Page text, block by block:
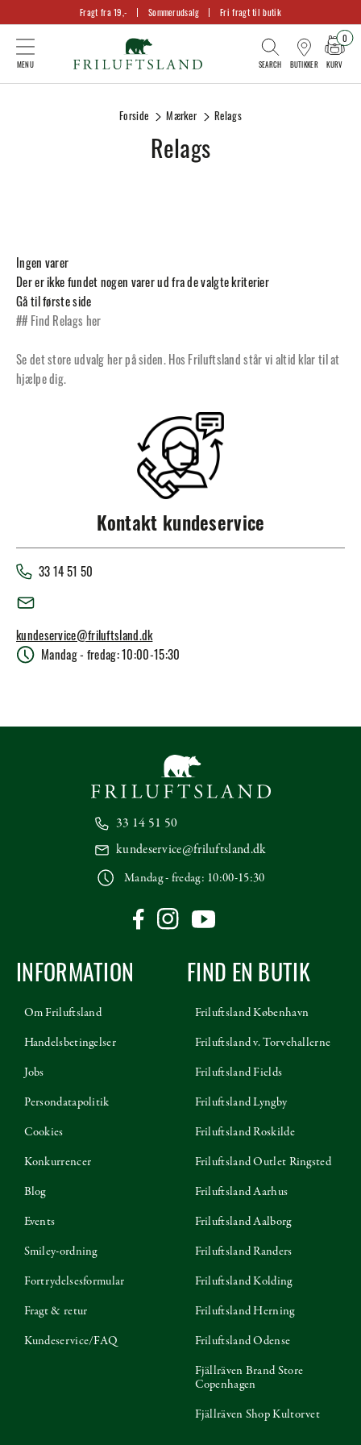
Fragt fra 19,- Sommerudsalg Fri fragt til butik
BUTIKKER KURV
0
Relags
Forside Mærker Relags
Ingen varer
Der er ikke fundet nogen varer ud fra de valgte kriterier
Gå til første side
## Find Relags her
Se det store udvalg her på siden. Hos Friluftsland står vi altid klar til at
hjælpe dig.
Kontakt kundeservice
33 14 51 50
kundeservice@friluftsland.dk
Mandag - fredag: 10:00-15:30
33 14 51 50
kundeservice@friluftsland.dk
Mandag - fredag: 10:00-15:30
INFORMATION
Om Friluftsland
Handelsbetingelser
Jobs
Persondatapolitik
Cookies
Konkurrencer
Blog
Events
Smiley-ordning
Fortrydelsesformular
Fragt & retur
Kundeservice/FAQ
FIND EN BUTIK
Friluftsland København
Friluftsland v. Torvehallerne
Friluftsland Fields
Friluftsland Lyngby
Friluftsland Roskilde
Friluftsland Outlet Ringsted
Friluftsland Aarhus
Friluftsland Aalborg
Friluftsland Randers
Friluftsland Kolding
Friluftsland Herning
Friluftsland Odense
Fjällräven Brand Store
Copenhagen
Fjällräven Shop Kultorvet